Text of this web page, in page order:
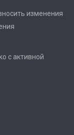
изменения
с активной